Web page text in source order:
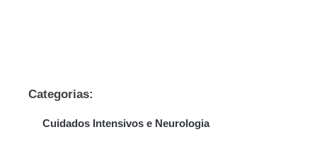
Categorias:
Cuidados Intensivos e Neurologia